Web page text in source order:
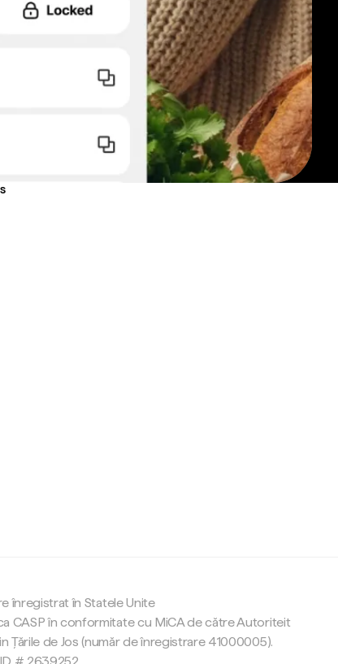
înregistrat în Statele Unite
CASP în conformitate cu MiCA de către Autoriteit
Țările de Jos (număr de înregistrare 41000005).